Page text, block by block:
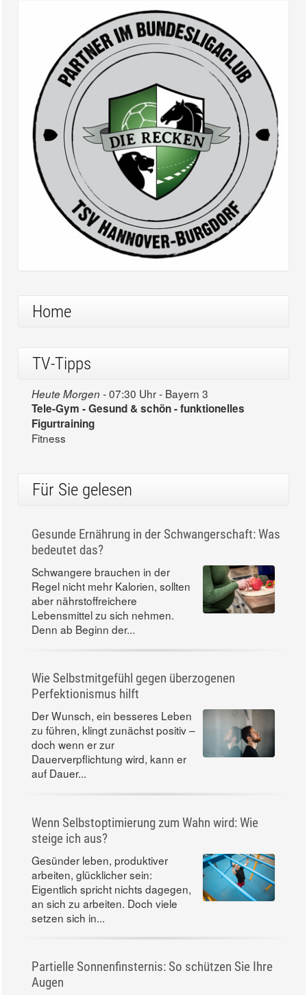
Home
TV-Tipps
Heute Morgen -07:30 Uhr - Bayern 3
Tele-Gym - Gesund & schön - funktionelles
Figurtraining
Fitness
Für Sie gelesen
Gesunde Ernährung in der Schwangerschaft: Was
bedeutet das?
Schwangere brauchen in der
Regel nicht mehr Kalorien, sollten
aber nährstoffreichere
Lebensmittel zu sich nehmen.
Denn ab Beginn der...
Wie Selbstmitgefühl gegen überzogenen
Perfektionismus hilft
Der Wunsch, ein besseres Leben
zu führen, klingt zunächst positiv –
doch wenn er zur
Dauerverpflichtung wird, kann er
auf Dauer...
Wenn Selbstoptimierung zum Wahn wird: Wie
steige ich aus?
Gesünder leben, produktiver
arbeiten, glücklicher sein:
Eigentlich spricht nichts dagegen,
an sich zu arbeiten. Doch viele
setzen sich in...
Partielle Sonnenfinsternis: So schützen Sie Ihre
Augen